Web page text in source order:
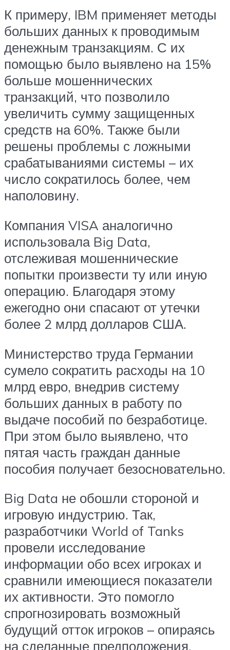
К примеру, IBM применяет методы
больших данных к проводимым
денежным транзакциям. С их
помощью было выявлено на 15%
больше мошеннических
транзакций, что позволило
увеличить сумму защищенных
средств на 60%. Также были
решены проблемы с ложными
срабатываниями системы – их
число сократилось более, чем
наполовину.
Компания VISA аналогично
использовала Big Data,
отслеживая мошеннические
попытки произвести ту или иную
операцию. Благодаря этому
ежегодно они спасают от утечки
более 2 млрд долларов США.
Министерство труда Германии
сумело сократить расходы на 10
млрд евро, внедрив систему
больших данных в работу по
выдаче пособий по безработице.
При этом было выявлено, что
пятая часть граждан данные
пособия получает безосновательно.
Big Data не обошли стороной и
игровую индустрию. Так,
разработчики World of Tanks
провели исследование
информации обо всех игроках и
сравнили имеющиеся показатели
их активности. Это помогло
спрогнозировать возможный
будущий отток игроков – опираясь
на сделанные предположения,